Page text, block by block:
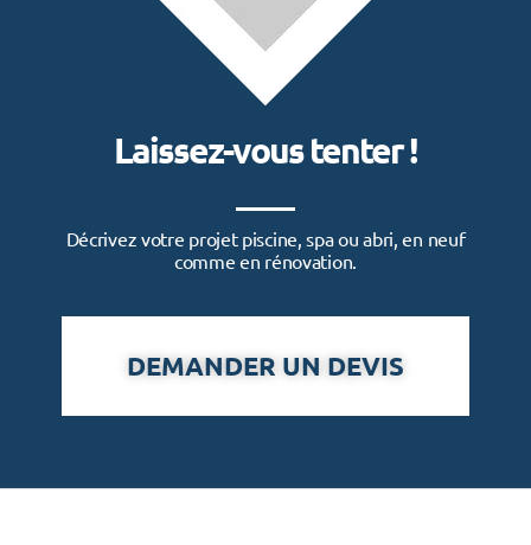
Laissez-vous tenter !
Décrivez votre projet piscine, spa ou abri, en neuf
comme en rénovation.
DEMANDER UN DEVIS